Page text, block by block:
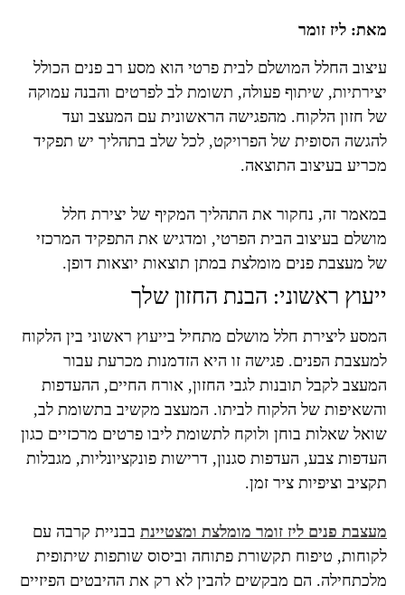
מאת: ליז זומר
עיצוב החלל המושלם לבית פרטי הוא מסע רב פנים הכולל
יצירתיות, שיתוף פעולה, תשומת לב לפרטים והבנה עמוקה
של חזון הלקוח. מהפגישה הראשונית עם המעצב ועד
להגשה הסופית של הפרויקט, לכל שלב בתהליך יש תפקיד
מכריע בעיצוב התוצאה.
במאמר זה, נחקור את התהליך המקיף של יצירת חלל
מושלם בעיצוב הבית הפרטי, ומדגיש את התפקיד המרכזי
של מעצבת פנים מומלצת במתן תוצאות יוצאות דופן.
ייעוץ ראשוני: הבנת החזון שלך
המסע ליצירת חלל מושלם מתחיל בייעוץ ראשוני בין הלקוח
למעצבת הפנים. פגישה זו היא הזדמנות מכרעת עבור
המעצב לקבל תובנות לגבי החזון, אורח החיים, ההעדפות
והשאיפות של הלקוח לביתו. המעצב מקשיב בתשומת לב,
שואל שאלות בוחן ולוקח לתשומת ליבו פרטים מרכזיים כגון
העדפות צבע, העדפות סגנון, דרישות פונקציונליות, מגבלות
תקציב וציפיות ציר זמן.
מעצבת פנים ליז זומר מומלצת ומצטיינת בבניית קרבה עם
לקוחות, טיפוח תקשורת פתוחה וביסוס שותפות שיתופית
מלכתחילה. הם מבקשים להבין לא רק את ההיבטים הפיזיים